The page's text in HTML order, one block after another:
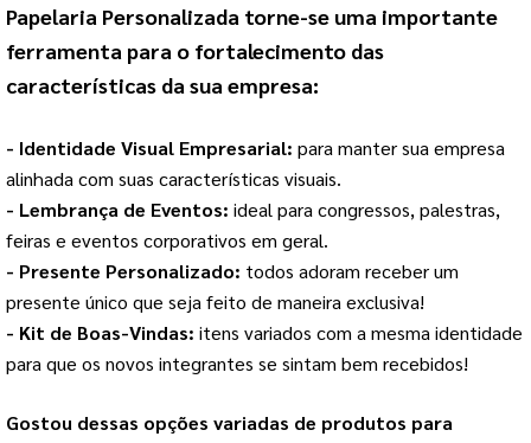
Papelaria Personalizada torne-se uma importante
ferramenta para o fortalecimento das
características da sua empresa:
- Identidade Visual Empresarial: para manter sua empresa
alinhada com suas características visuais.
- Lembrança de Eventos: ideal para congressos, palestras,
feiras e eventos corporativos em geral.
- Presente Personalizado: todos adoram receber um
presente único que seja feito de maneira exclusiva!
- Kit de Boas-Vindas: itens variados com a mesma identidade
para que os novos integrantes se sintam bem recebidos!
Gostou dessas opções variadas de produtos para